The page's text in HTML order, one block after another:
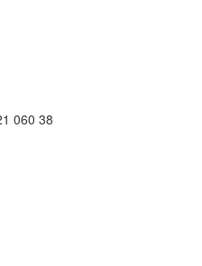
060 38